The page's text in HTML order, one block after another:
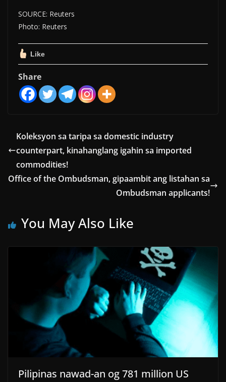
SOURCE: Reuters
Photo: Reuters
Like
Share
Koleksyon sa taripa sa domestic industry
counterpart, kinahanglang igahin sa imported
commodities!
Office of the Ombudsman, gipaambit ang listahan sa
Ombudsman applicants!
You May Also Like
Pilipinas nawad-an og 781 million US